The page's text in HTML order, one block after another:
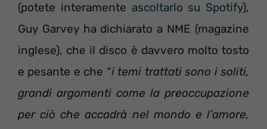
(potete interamente ascoltarlo su Spotify),
Guy Garvey ha dichiarato a NME (magazine
inglese), che il disco è davvero molto tosto
e pesante e che “i temi trattati sono i soliti,
grandi argomenti come la preoccupazione
per ciò che accadrà nel mondo e l’amore,